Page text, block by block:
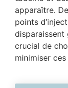
apparaître.
points
disparaissent
crucial de
minimiser ces